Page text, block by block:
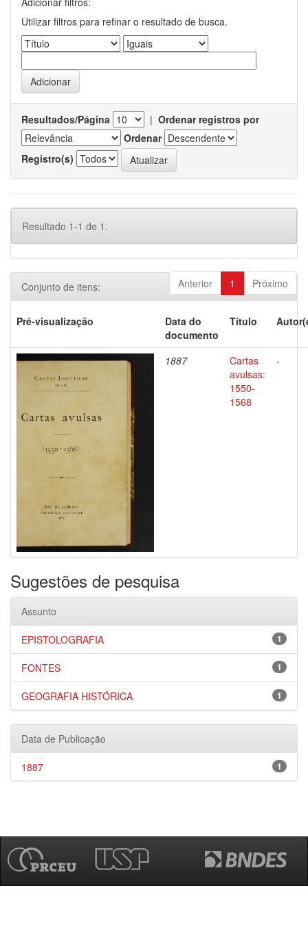
Utilizar filtros para refinar o resultado de busca.
Resultados/Página | Ordenar registros por
Ordenar
Registro(s)
Resultado 1-1 de 1.
Anterior 1 Próximo
Conjunto de itens:
Pré-visualização
Data do
documento
Título
1887
Cartas
avulsas:
1550-
1568
-
Sugestões de pesquisa
Assunto
1
EPISTOLOGRAFIA
1
FONTES
1
GEOGRAFIA HISTÓRICA
Data de Publicação
1
1887